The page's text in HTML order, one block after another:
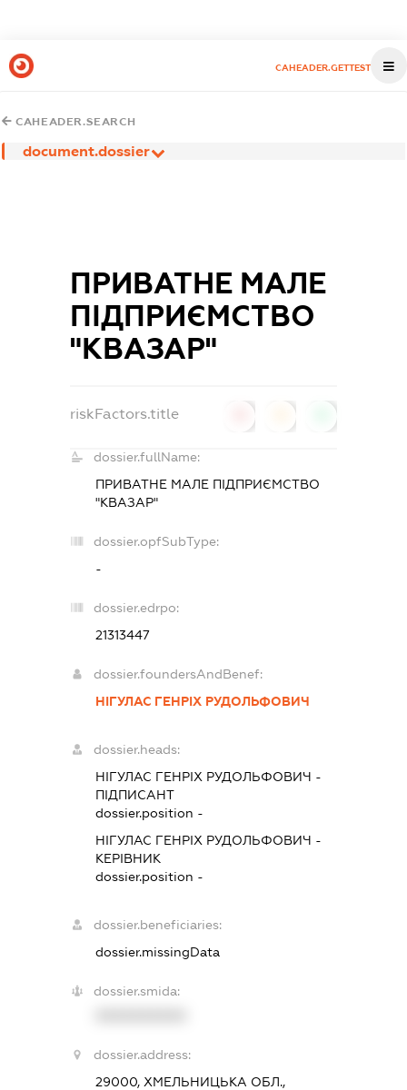
CAHEADER.GETTEST
CAHEADER.SEARCH
document.dossier
ПРИВАТНЕ МАЛЕ
ПІДПРИЄМСТВО
"КВАЗАР"
riskFactors.title
dossier.fullName:
ПРИВАТНЕ МАЛЕ ПІДПРИЄМСТВО
"КВАЗАР"
dossier.opfSubType:
-
dossier.edrpo:
21313447
dossier.foundersAndBenef:
НІГУЛАС ГЕНРІХ РУДОЛЬФОВИЧ
dossier.heads:
НІГУЛАС ГЕНРІХ РУДОЛЬФОВИЧ -
ПІДПИСАНТ
dossier.position -
НІГУЛАС ГЕНРІХ РУДОЛЬФОВИЧ -
КЕРІВНИК
dossier.position -
dossier.beneficiaries:
dossier.missingData
dossier.smida:
dossier.address:
29000, ХМЕЛЬНИЦЬКА ОБЛ.,